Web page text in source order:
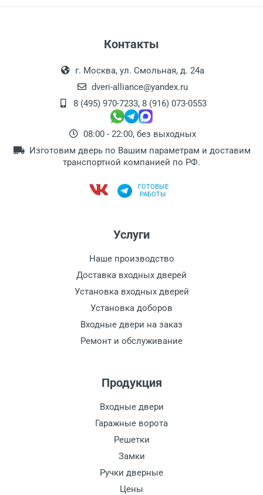
Контакты
г. Москва, ул. Смольная, д. 24а
dveri-alliance@yandex.ru
8 (495) 970-7233, 8 (916) 073-0553
08:00 - 22:00, без выходных
Изготовим дверь по Вашим параметрам и доставим
транспортной компанией по РФ.
ГОТОВЫЕ
РАБОТЫ
Услуги
Наше производство
Доставка входных дверей
Установка входных дверей
Установка доборов
Входные двери на заказ
Ремонт и обслуживание
Продукция
Входные двери
Гаражные ворота
Решетки
Замки
Ручки дверные
Цены